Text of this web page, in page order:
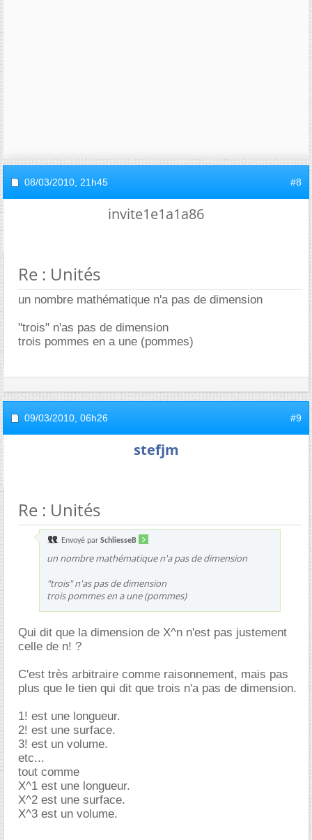
08/03/2010, 21h45 #8
invite1e1a1a86
Re : Unités
un nombre mathématique n'a pas de dimension
"trois" n'as pas de dimension
trois pommes en a une (pommes)
09/03/2010, 06h26 #9
stefjm
Re : Unités
Envoyé par SchliesseB
un nombre mathématique n'a pas de dimension
"trois" n'as pas de dimension
trois pommes en a une (pommes)
Qui dit que la dimension de X^n n'est pas justement
celle de n! ?
C'est très arbitraire comme raisonnement, mais pas
plus que le tien qui dit que trois n'a pas de dimension.
1! est une longueur.
2! est une surface.
3! est un volume.
etc...
tout comme
X^1 est une longueur.
X^2 est une surface.
X^3 est un volume.